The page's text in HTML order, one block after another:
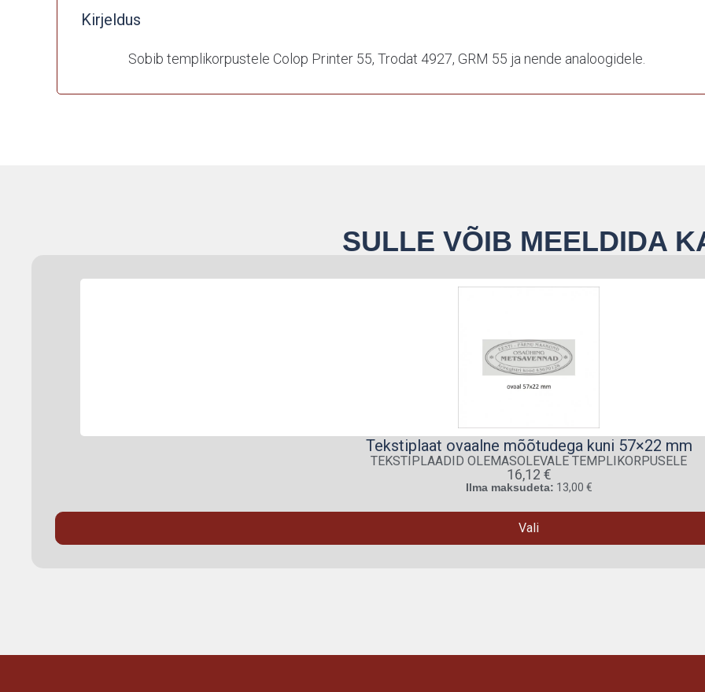
Kirjeldus
Sobib templikorpustele Colop Printer 55, Trodat 4927, GRM 55 ja nende analoogidele.
SULLE VÕIB MEELDIDA
Tekstiplaat ovaalne mõõtudega kuni 57×22 mm
TEKSTIPLAADID OLEMASOLEVALE TEMPLIKORPUSELE
16,12 €
Ilma maksudeta: 13,00 €
Vali